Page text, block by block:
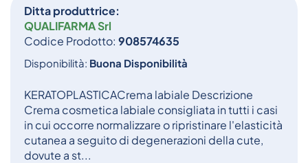
Ditta produttrice:
QUALIFARMA Srl
Codice Prodotto: 908574635
Disponibilità: Buona Disponibilità
KERATOPLASTICACrema labiale Descrizione
Crema cosmetica labiale consigliata in tutti i casi
in cui occorre normalizzare o ripristinare l'elasticità
cutanea a seguito di degenerazioni della cute,
dovute a st...